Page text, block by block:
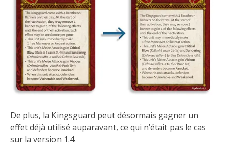
De plus, la Kingsguard peut désormais gagner un
effet déjà utilisé auparavant, ce qui n’était pas le cas
sur la version 1.4.